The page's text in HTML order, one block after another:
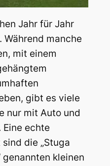
Jahr für Jahr
Während manche
mit einem
gibt es viele
nur mit Auto und
echte
die „Stuga
genannten kleinen